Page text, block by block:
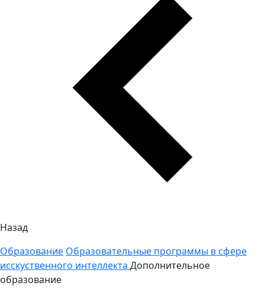
Назад
Образование Образовательные программы в сфере
исскуственного интеллекта Дополнительное
образование